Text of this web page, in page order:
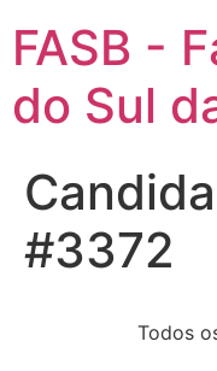
FASB -
do Sul
#3372
Todos